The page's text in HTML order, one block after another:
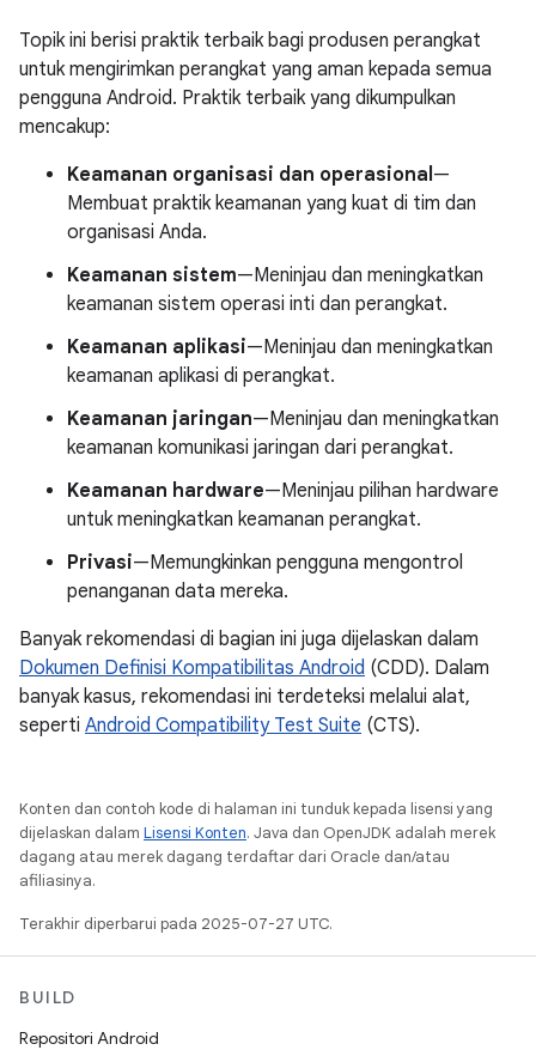
Topik ini berisi praktik terbaik bagi produsen perangkat
untuk mengirimkan perangkat yang aman kepada semua
pengguna Android. Praktik terbaik yang dikumpulkan
mencakup:
Keamanan organisasi dan operasional—
Membuat praktik keamanan yang kuat di tim dan
organisasi Anda.
Keamanan sistem—Meninjau dan meningkatkan
keamanan sistem operasi inti dan perangkat.
Keamanan aplikasi—Meninjau dan meningkatkan
keamanan aplikasi di perangkat.
Keamanan jaringan—Meninjau dan meningkatkan
keamanan komunikasi jaringan dari perangkat.
Keamanan hardware—Meninjau pilihan hardware
untuk meningkatkan keamanan perangkat.
Privasi—Memungkinkan pengguna mengontrol
penanganan data mereka.
Banyak rekomendasi di bagian ini juga dijelaskan dalam
Dokumen Definisi Kompatibilitas Android (CDD). Dalam
banyak kasus, rekomendasi ini terdeteksi melalui alat,
seperti Android Compatibility Test Suite (CTS).
Konten dan contoh kode di halaman ini tunduk kepada lisensi yang
dijelaskan dalam Lisensi Konten. Java dan OpenJDK adalah merek
dagang atau merek dagang terdaftar dari Oracle dan/atau
afiliasinya.
Terakhir diperbarui pada 2025-07-27 UTC.
BUILD
Repositori Android